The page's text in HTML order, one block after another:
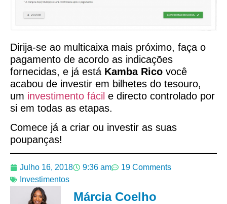
Dirija-se ao multicaixa mais próximo, faça o
pagamento de acordo as indicações
fornecidas, e já está Kamba Rico você
acabou de investir em bilhetes do tesouro,
um investimento fácil e directo controlado por
si em todas as etapas.
Comece já a criar ou investir as suas
poupanças!
Julho 16, 2018 9:36 am
19 Comments
Investimentos
Márcia Coelho